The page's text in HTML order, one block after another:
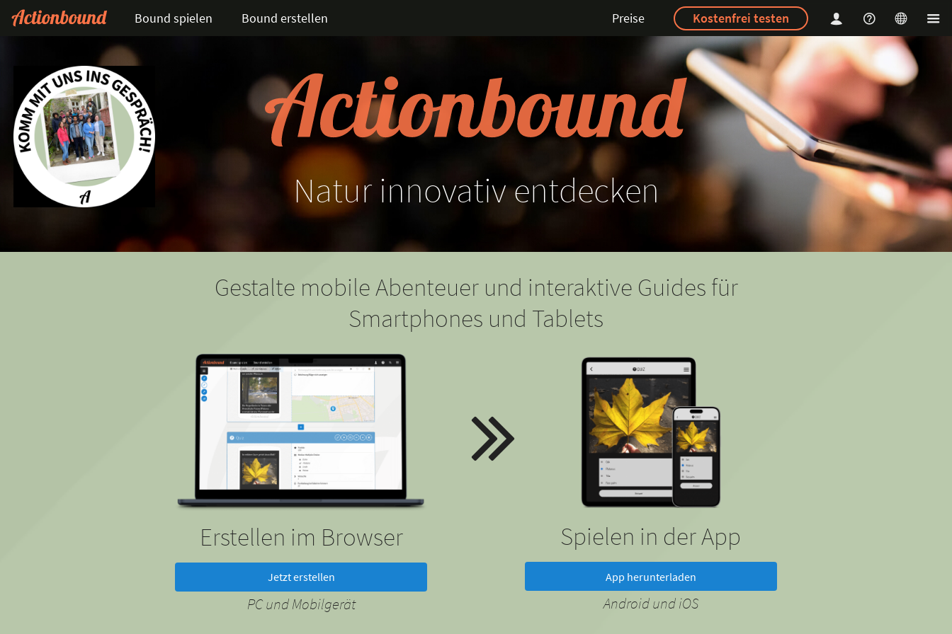
Bound spielen Bound erstellen Preise Kostenfrei testen
Natur innovativentdecken
Gestalte mobile Abenteuer und interaktive Guides für
Smartphones und Tablets
Erstellen im Browser
Jetzt erstellen
PC und Mobilgerät
Spielen in der App
App herunterladen
Android und iOS